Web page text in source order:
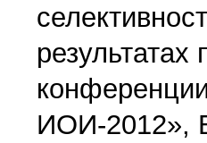
ИОИ-2012»,